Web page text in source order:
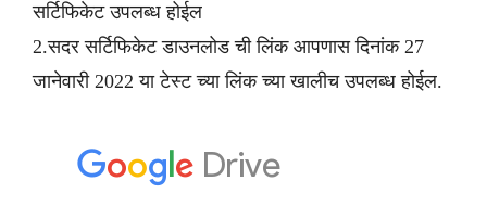
सर्टिफिकेट उपलब्ध होईल
2.सदर सर्टिफिकेट डाउनलोड ची लिंक आपणास दिनांक 27
जानेवारी 2022 या टेस्ट च्या लिंक च्या खालीच उपलब्ध होईल.